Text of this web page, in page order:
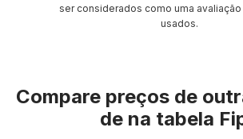
ser considerados como uma
usados.
Compare preços de
de na tabela